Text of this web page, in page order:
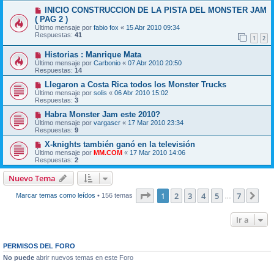
INICIO CONSTRUCCION DE LA PISTA DEL MONSTER JAM
( PAG 2 )
Último mensaje por fabio fox « 15 Abr 2010 09:34
Respuestas: 41 1 2
Historias : Manrique Mata
Último mensaje por Carbonio « 07 Abr 2010 20:50
Respuestas: 14
Llegaron a Costa Rica todos los Monster Trucks
Último mensaje por solis « 06 Abr 2010 15:02
Respuestas: 3
Habra Monster Jam este 2010?
Último mensaje por vargascr « 17 Mar 2010 23:34
Respuestas: 9
X-knights también ganó en la televisión
Último mensaje por MM.COM « 17 Mar 2010 14:06
Respuestas: 2
Nuevo Tema
Marcar temas como leídos • 156 temas Página de
1 2 3 4 5 … 7
Ir a
PERMISOS DEL FORO
No puede abrir nuevos temas en este Foro